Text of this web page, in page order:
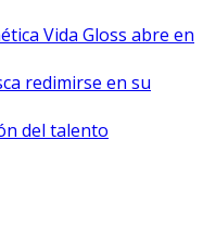
Vida Gloss abre en
redimirse en su
del talento